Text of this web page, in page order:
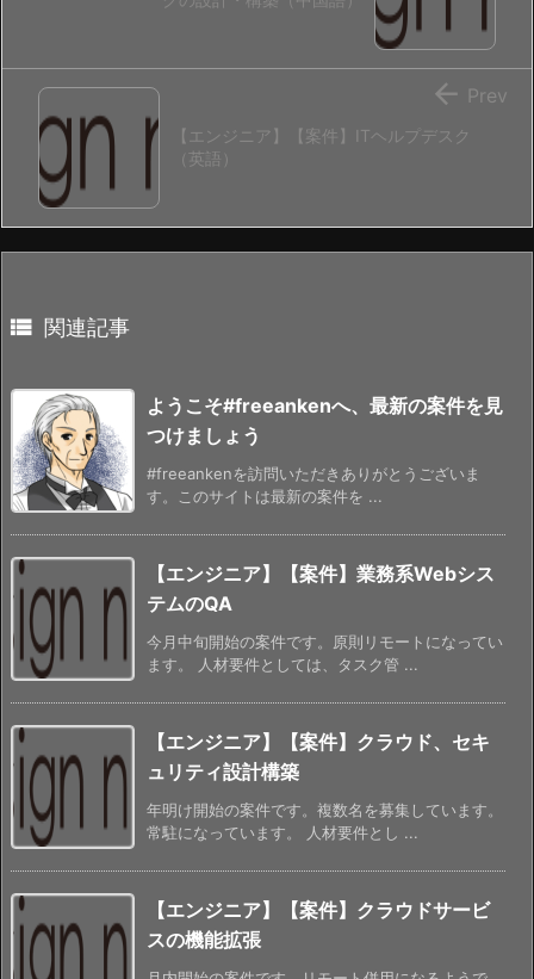
【エンジニア】【案件】ITヘルプデスク
（英語）
 Prev
 関連記事
ようこそ#freeankenへ、最新の案件を見
つけましょう
#freeankenを訪問いただきありがとうございま
す。このサイトは最新の案件を ...
【エンジニア】【案件】業務系Webシス
テムのQA
今月中旬開始の案件です。原則リモートになってい
ます。 人材要件としては、タスク管 ...
【エンジニア】【案件】クラウド、セキ
ュリティ設計構築
年明け開始の案件です。複数名を募集しています。
常駐になっています。 人材要件とし ...
【エンジニア】【案件】クラウドサービ
スの機能拡張